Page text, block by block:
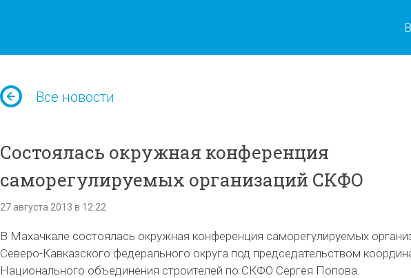
Все новости
Состоялась окружная конференция
саморегулируемых организаций СКФО
27 августа 2013 в 12:22
В Махачкале состоялась окружная конференция саморегулируемых
Северо-Кавказского федерального округа под председательством
Национального объединения строителей по СКФО Сергея Попова.